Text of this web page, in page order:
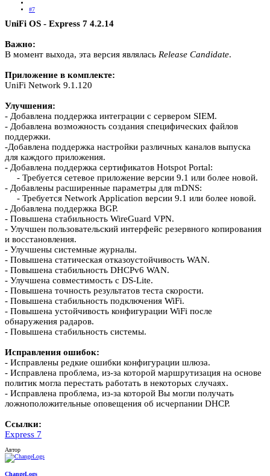
#7
UniFi OS - Express 7 4.2.14
Важно:
В момент выхода, эта версия являлась Release Candidate.
Приложение в комплекте:
UniFi Network 9.1.120
Улучшения:
- Добавлена поддержка интеграции с сервером SIEM.
- Добавлена возможность создания специфических файлов
поддержки.
-Добавлена поддержка настройки различных каналов выпуска
для каждого приложения.
- Добавлена поддержка сертификатов Hotspot Portal:
- Требуется сетевое приложение версии 9.1 или более новой.
- Добавлены расширенные параметры для mDNS:
- Требуется Network Application версии 9.1 или более новой.
- Добавлена поддержка BGP.
- Повышена стабильность WireGuard VPN.
- Улучшен пользовательский интерфейс резервного копирования
и восстановления.
- Улучшены системные журналы.
- Повышена статическая отказоустойчивость WAN.
- Повышена стабильность DHCPv6 WAN.
- Улучшена совместимость с DS-Lite.
- Повышена точность результатов теста скорости.
- Повышена стабильность подключения WiFi.
- Повышена устойчивость конфигурации WiFi после
обнаружения радаров.
- Повышена стабильность системы.
Исправления ошибок:
- Исправлены редкие ошибки конфигурации шлюза.
- Исправлена проблема, из-за которой маршрутизация на основе
политик могла перестать работать в некоторых случаях.
- Исправлена проблема, из-за которой Вы могли получать
ложноположительные оповещения об исчерпании DHCP.
Ссылки:
Express 7
Автор
ChangeLogs